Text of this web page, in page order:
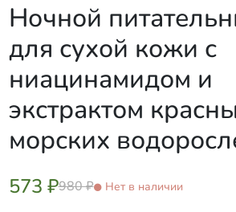
Ночной
для сухой кожи с
ниацинамидом и
экстрактом
морских
573 ₽980 ₽ Нет в наличии